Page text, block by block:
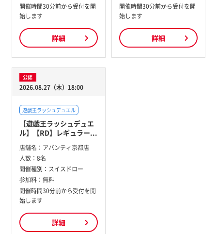
開催時間30分前から受付を開
始します
詳細
開催時間30分前から受付を開
始します
詳細
公認
2026.08.27（木）18:00
遊戯王ラッシュデュエル
【遊戯王ラッシュデュエ
ル】【RD】レギュラー...
店舗名： アバンティ京都店
人数： 8名
開催種別： スイスドロー
参加料： 無料
開催時間30分前から受付を開
始します
詳細